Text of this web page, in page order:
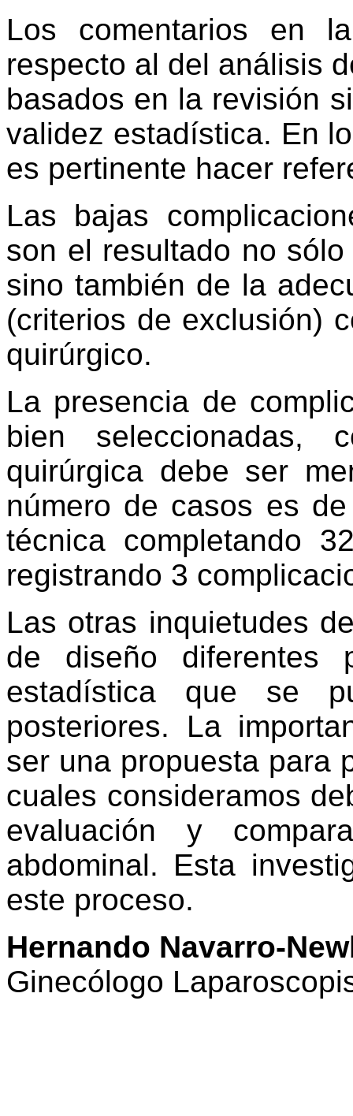
Los comentarios en
respecto al del análisis
basados en la revisión
validez estadística. En
es pertinente hacer
Las bajas
son el resultado no
sino también de la
(criterios de exclusión)
quirúrgico.
La presencia de
bien seleccionadas,
quirúrgica debe ser
número de casos es
técnica completando
registrando 3
Las otras inquietudes
de diseño diferentes
estadística que se
posteriores. La
ser una propuesta para
cuales consideramos
evaluación y
abdominal. Esta
este proceso.
Hernando Navarro-
Ginecólogo